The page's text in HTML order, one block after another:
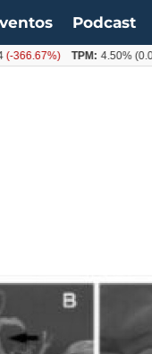
Podcast
TPM: 4.50%(0.00%)